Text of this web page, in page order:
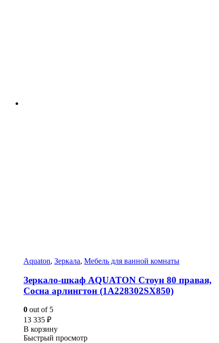
Aquaton, Зеркала, Мебель для ванной комнаты
Зеркало-шкаф AQUATON Стоун 80 правая,
Сосна арлингтон (1A228302SX850)
0 out of 5
13 335 ₽
В корзину
Быстрый просмотр